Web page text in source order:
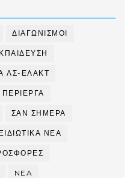
ΔΙΑΓΩΝΙΣΜΟΙ
ΛΣ-ΕΛΑΚΤ
ΠΕΡΙΕΡΓΑ
ΣΑΝ ΣΗΜΕΡΑ
ΝΕΑ
NEA